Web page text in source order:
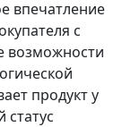
впечатление
с
возможности
продукт у
статус